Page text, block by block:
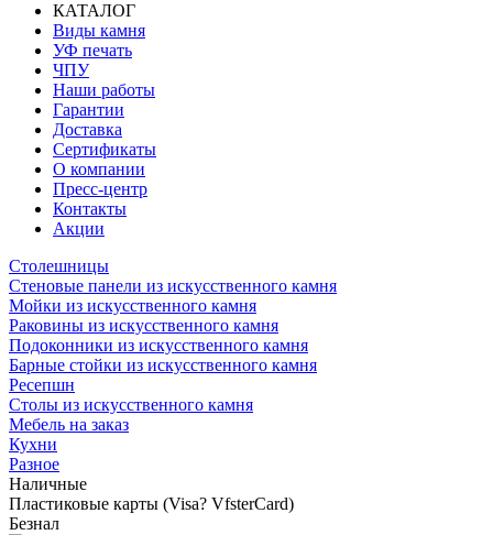
Основная
навигация
КАТАЛОГ
Виды камня
УФ печать
ЧПУ
Наши работы
Гарантии
Доставка
Сертификаты
О компании
Пресс-центр
Контакты
Акции
Столешницы
Стеновые панели из искусственного камня
Мойки из искусственного камня
Раковины из искусственного камня
Подоконники из искусственного камня
Барные стойки из искусственного камня
Ресепшн
Cтолы из искусственного камня
Мебель на заказ
Кухни
Разное
Наличные
Пластиковые карты (Visa? VfsterCard)
Безнал